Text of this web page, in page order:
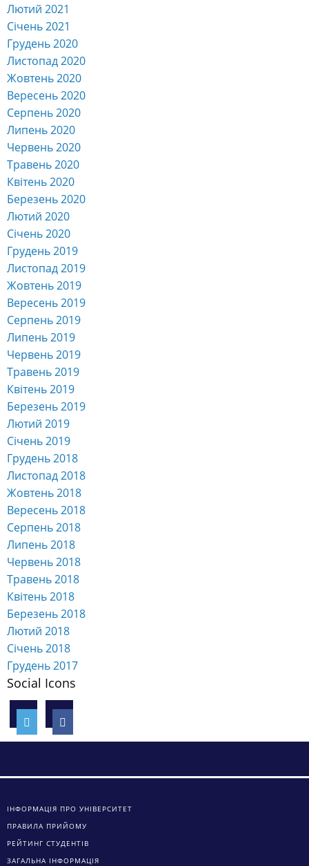
Лютий 2021
Січень 2021
Грудень 2020
Листопад 2020
Жовтень 2020
Вересень 2020
Серпень 2020
Липень 2020
Червень 2020
Травень 2020
Квітень 2020
Березень 2020
Лютий 2020
Січень 2020
Грудень 2019
Листопад 2019
Жовтень 2019
Вересень 2019
Серпень 2019
Липень 2019
Червень 2019
Травень 2019
Квітень 2019
Березень 2019
Лютий 2019
Січень 2019
Грудень 2018
Листопад 2018
Жовтень 2018
Вересень 2018
Серпень 2018
Липень 2018
Червень 2018
Травень 2018
Квітень 2018
Березень 2018
Лютий 2018
Січень 2018
Грудень 2017
Social Icons
ІНФОРМАЦІЯ ПРО УНІВЕРСИТЕТ
ПРАВИЛА ПРИЙОМУ
РЕЙТИНГ СТУДЕНТІВ
ЗАГАЛЬНА ІНФОРМАЦІЯ